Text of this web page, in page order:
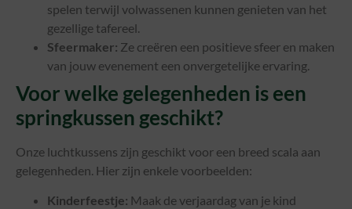
spelen terwijl volwassenen kunnen genieten van het
gezellige tafereel.
Sfeermaker: Ze creëren een positieve sfeer en maken
van jouw evenement een onvergetelijke ervaring.
Voor welke gelegenheden is een
springkussen geschikt?
Onze luchtkussens zijn geschikt voor een breed scala aan
gelegenheden. Hier zijn enkele voorbeelden:
Kinderfeestje: Maak de verjaardag van je kind